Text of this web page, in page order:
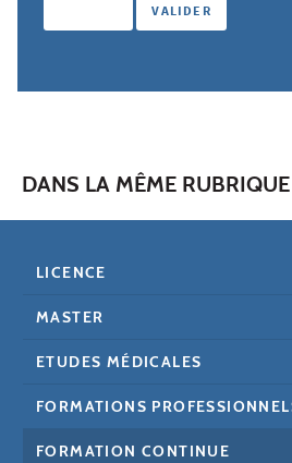
DANS LA MÊME RUBRIQUE
LICENCE
MASTER
ETUDES MÉDICALES
FORMATIONS
FORMATION CONTINUE